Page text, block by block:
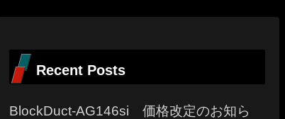
Recent Posts
BlockDuct-AG146si 価格改定のお知ら